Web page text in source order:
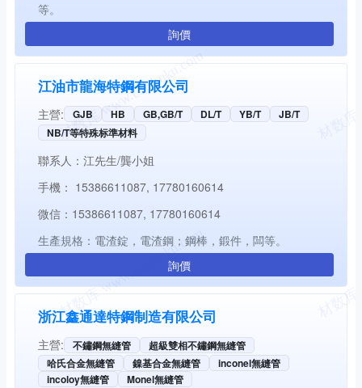
等。
詢價
江油市龍海特鋼有限公司
主營: GJB HB GB,GB/T DL/T YB/T
JB/T
NB/T等特殊标準材料
聯系人： 江先生/龔小姐
手機： 15386611087, 17780160614
微信： 15386611087, 17780160614
生產規格：電渣錠，電渣鋼；鋼棒，鍛件，闆等。
詢價
浙江鑫通達特鋼制造有限公司
主營: 不鏽鋼無縫管
超級雙相不鏽鋼無縫管
哈氏合金無縫管
鎳基合金無縫管
inconel無縫管
incoloy無縫管
Monel無縫管